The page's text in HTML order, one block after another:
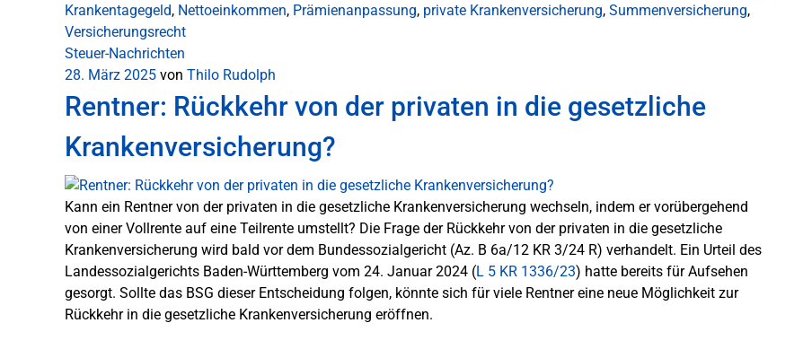
Krankentagegeld, Nettoeinkommen, Prämienanpassung, private Krankenversicherung, Summenversicherung,
Versicherungsrecht
Steuer-Nachrichten
28. März 2025 von Thilo Rudolph
Rentner: Rückkehr von der privaten in die gesetzliche
Krankenversicherung?
Kann ein Rentner von der privaten in die gesetzliche Krankenversicherung wechseln, indem er vorübergehend
von einer Vollrente auf eine Teilrente umstellt? Die Frage der Rückkehr von der privaten in die gesetzliche
Krankenversicherung wird bald vor dem Bundessozialgericht (Az. B 6a/12 KR 3/24 R) verhandelt. Ein Urteil des
Landessozialgerichts Baden-Württemberg vom 24. Januar 2024 (L 5 KR 1336/23) hatte bereits für Aufsehen
gesorgt. Sollte das BSG dieser Entscheidung folgen, könnte sich für viele Rentner eine neue Möglichkeit zur
Rückkehr in die gesetzliche Krankenversicherung eröffnen.